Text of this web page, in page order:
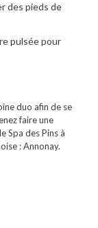
des pieds de
pulsée pour
duo afin de se
faire une
Spa des Pins à
: Annonay.